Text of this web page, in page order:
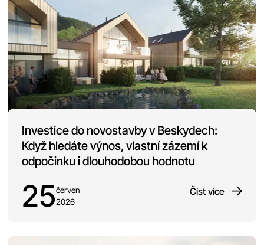
Investice do novostavby v Beskydech:
Když hledáte výnos, vlastní zázemí k
odpočinku i dlouhodobou hodnotu
25červen
2026
Číst více